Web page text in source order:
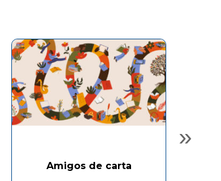
Amigos de carta
»